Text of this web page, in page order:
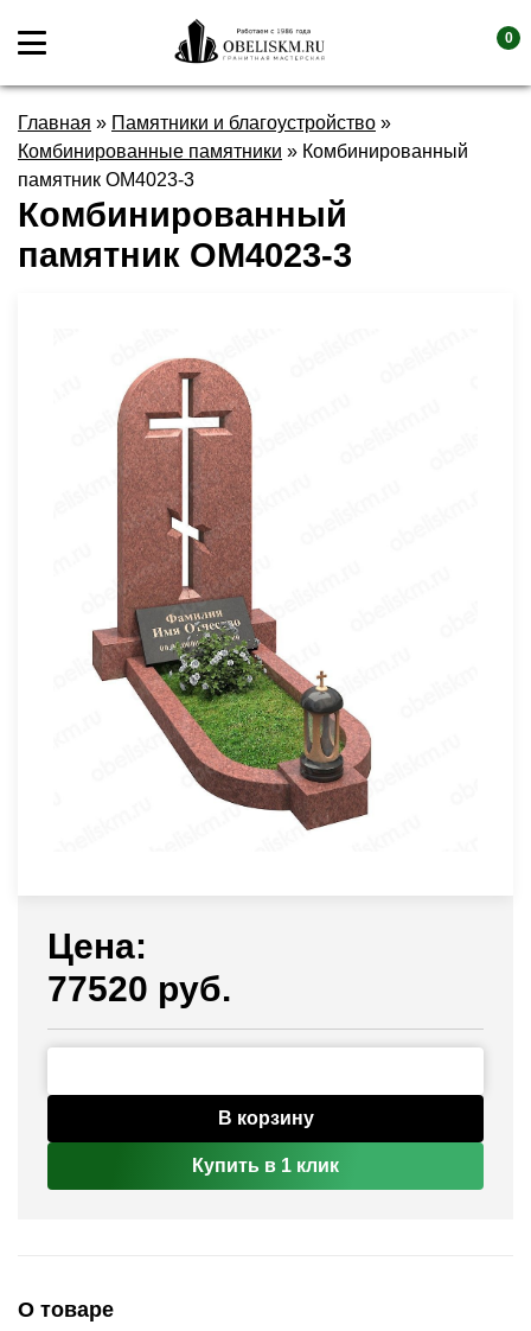
0
Главная » Памятники и благоустройство »
Комбинированные памятники » Комбинированный
памятник OM4023-3
Комбинированный
памятник OM4023-3
Цена:
77520 руб.
В корзину
Купить в 1 клик
О товаре